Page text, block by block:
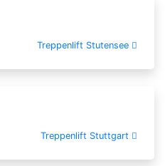
Treppenlift Stutensee
Treppenlift Stuttgart